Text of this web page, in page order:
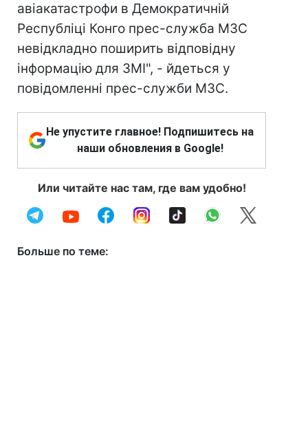
авіакатастрофи в Демократичній
Республіці Конго прес-служба МЗС
невідкладно поширить відповідну
інформацію для ЗМІ", - йдеться у
повідомленні прес-служби МЗС.
Не упустите главное! Подпишитесь на
наши обновления в Google!
Или читайте нас там, где вам удобно!
Больше по теме: